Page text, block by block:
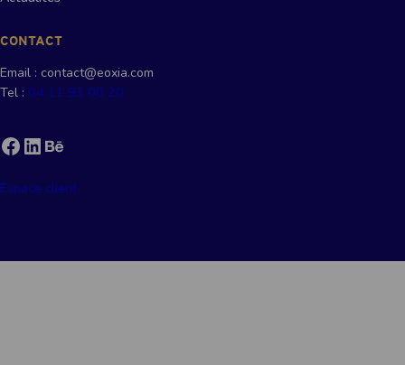
CONTACT
Email : contact@eoxia.com
Tel : 04 11 93 00 20
Facebook LinkedIn Behance
Espace client